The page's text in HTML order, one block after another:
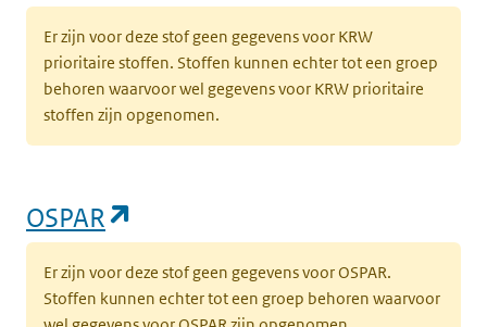
Er zijn voor deze stof geen gegevens voor KRW
prioritaire stoffen. Stoffen kunnen echter tot een groep
behoren waarvoor wel gegevens voor KRW prioritaire
stoffen zijn opgenomen.
OSPAR
Er zijn voor deze stof geen gegevens voor OSPAR.
Stoffen kunnen echter tot een groep behoren waarvoor